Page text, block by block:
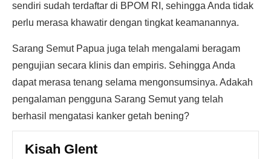
sendiri sudah terdaftar di BPOM RI, sehingga Anda tidak
perlu merasa khawatir dengan tingkat keamanannya.
Sarang Semut Papua juga telah mengalami beragam
pengujian secara klinis dan empiris. Sehingga Anda
dapat merasa tenang selama mengonsumsinya. Adakah
pengalaman pengguna Sarang Semut yang telah
berhasil mengatasi kanker getah bening?
Kisah Glent